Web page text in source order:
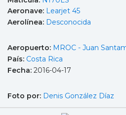
Aeronave: Learjet 45
Aerolínea: Desconocida
Aeropuerto: MROC - Juan
País: Costa Rica
Fecha: 2016-04-17
Foto por: Denis González Díaz